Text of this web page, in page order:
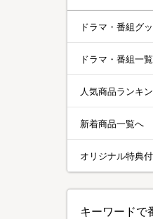
ドラマ・番組グ
ドラマ・番組一
人気商品ランキ
新着商品一覧へ
オリジナル特典
キーワードで